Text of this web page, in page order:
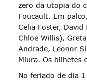
zero da utopia do
Foucault. Em
Celia Foster,
Chloe Willis),
Andrade, Leonor
Miura. Os bilhetes
No feriado de dia